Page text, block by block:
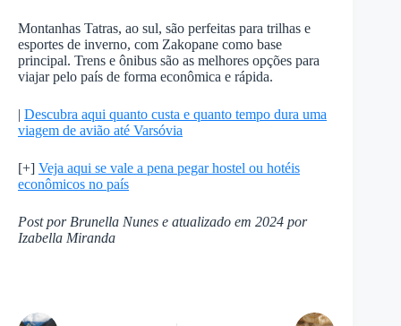
Montanhas Tatras, ao sul, são perfeitas para trilhas e
esportes de inverno, com Zakopane como base
principal. Trens e ônibus são as melhores opções para
viajar pelo país de forma econômica e rápida.
| Descubra aqui quanto custa e quanto tempo dura uma
viagem de avião até Varsóvia
[+] Veja aqui se vale a pena pegar hostel ou hotéis
econômicos no país
Post por Brunella Nunes e atualizado em 2024 por
Izabella Miranda